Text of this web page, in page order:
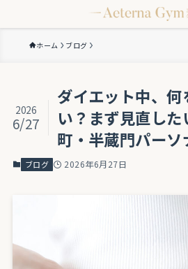
ホーム ブログ
ダイエット中、
い？まず見直し
町・半蔵門パーソ
2026
6/27
ブログ 2026年6月27日